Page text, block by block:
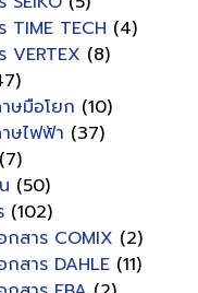
TIME TECH (4)
VERTEX (8)
ษมือโยก (10)
ษไฟฟ้า (37)
(7)
(50)
(102)
กสาร COMIX (2)
กสาร DAHLE (11)